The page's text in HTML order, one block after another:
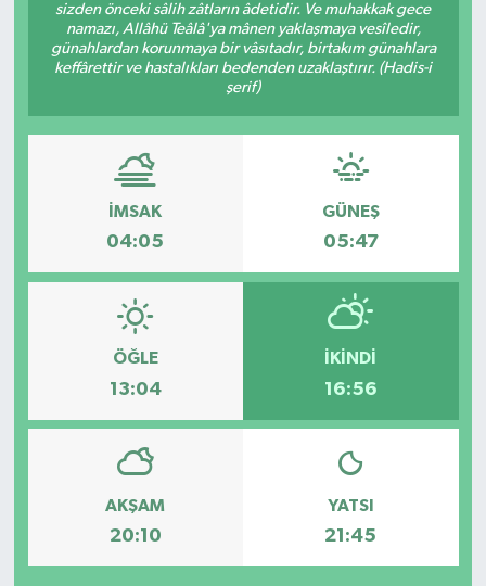
sizden önceki sâlih zâtların âdetidir. Ve muhakkak gece
namazı, Allâhü Teâlâ'ya mânen yaklaşmaya vesîledir,
günahlardan korunmaya bir vâsıtadır, birtakım günahlara
keffârettir ve hastalıkları bedenden uzaklaştırır. (Hadis-i
şerif)
İMSAK
04:05
GÜNEŞ
05:47
ÖĞLE
13:04
İKINDI
16:56
AKŞAM
20:10
YATSI
21:45